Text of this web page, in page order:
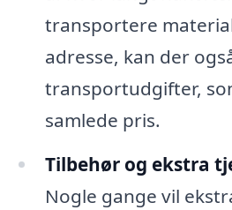
transportere
adresse, kan der
transportudgifter,
samlede pris.
Tilbehør og ekstra
Nogle gange vil